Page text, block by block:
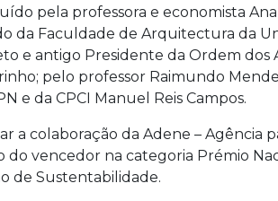
pela professora e economista
da Faculdade de Arquitectura da
e antigo Presidente da Ordem dos
pelo professor Raimundo
e da CPCI Manuel Reis Campos.
a colaboração da Adene – Agência
do vencedor na categoria Prémio
de Sustentabilidade.